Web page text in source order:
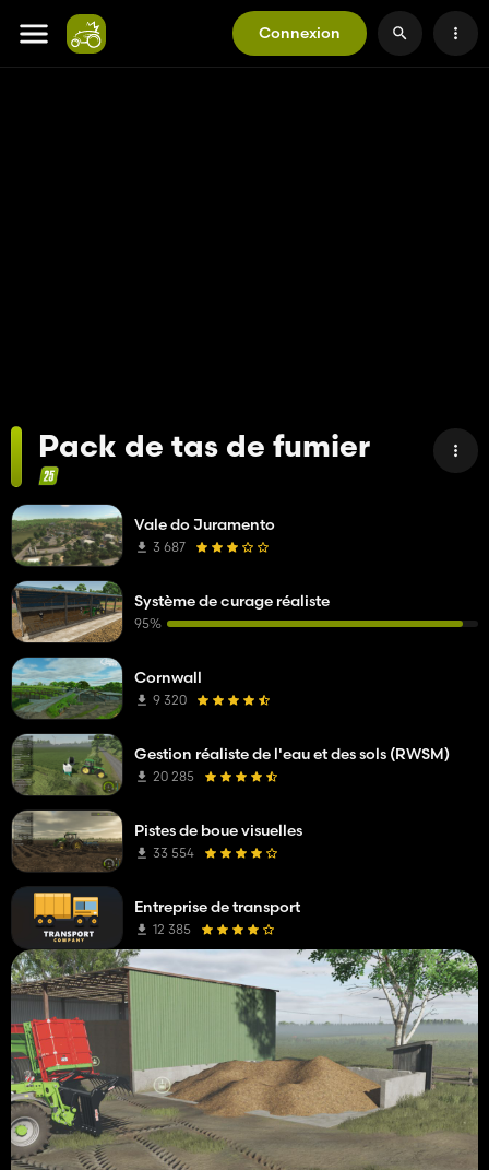
Connexion
Pack de tas de fumier
Vale do Juramento
3 687
Système de curage réaliste
95%
Cornwall
9 320
Gestion réaliste de l'eau et des sols (RWSM)
20 285
Pistes de boue visuelles
33 554
Entreprise de transport
12 385